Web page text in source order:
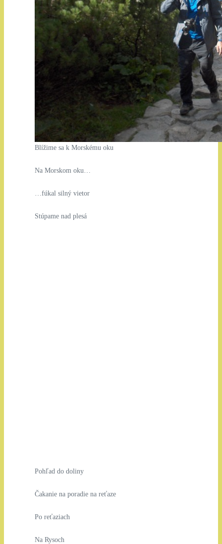
Blížime sa k Morskému oku
Na Morskom oku…
…fúkal silný vietor
Stúpame nad plesá
Pohľad do doliny
Čakanie na poradie na reťaze
Po reťaziach
Na Rysoch